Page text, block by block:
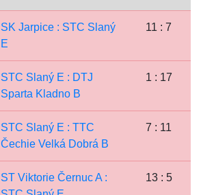
SK Jarpice : STC Slaný
E
11 : 7
STC Slaný E : DTJ
Sparta Kladno B
1 : 17
STC Slaný E : TTC
Čechie Velká Dobrá B
7 : 11
ST Viktorie Černuc A :
13 : 5